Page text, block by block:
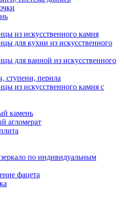
из искусственного камня
для кухни из искусственного
для ванной из искусственного
ступени, перила
из искусственного камня с
камень
агломерат
по индивидуальным
фацета